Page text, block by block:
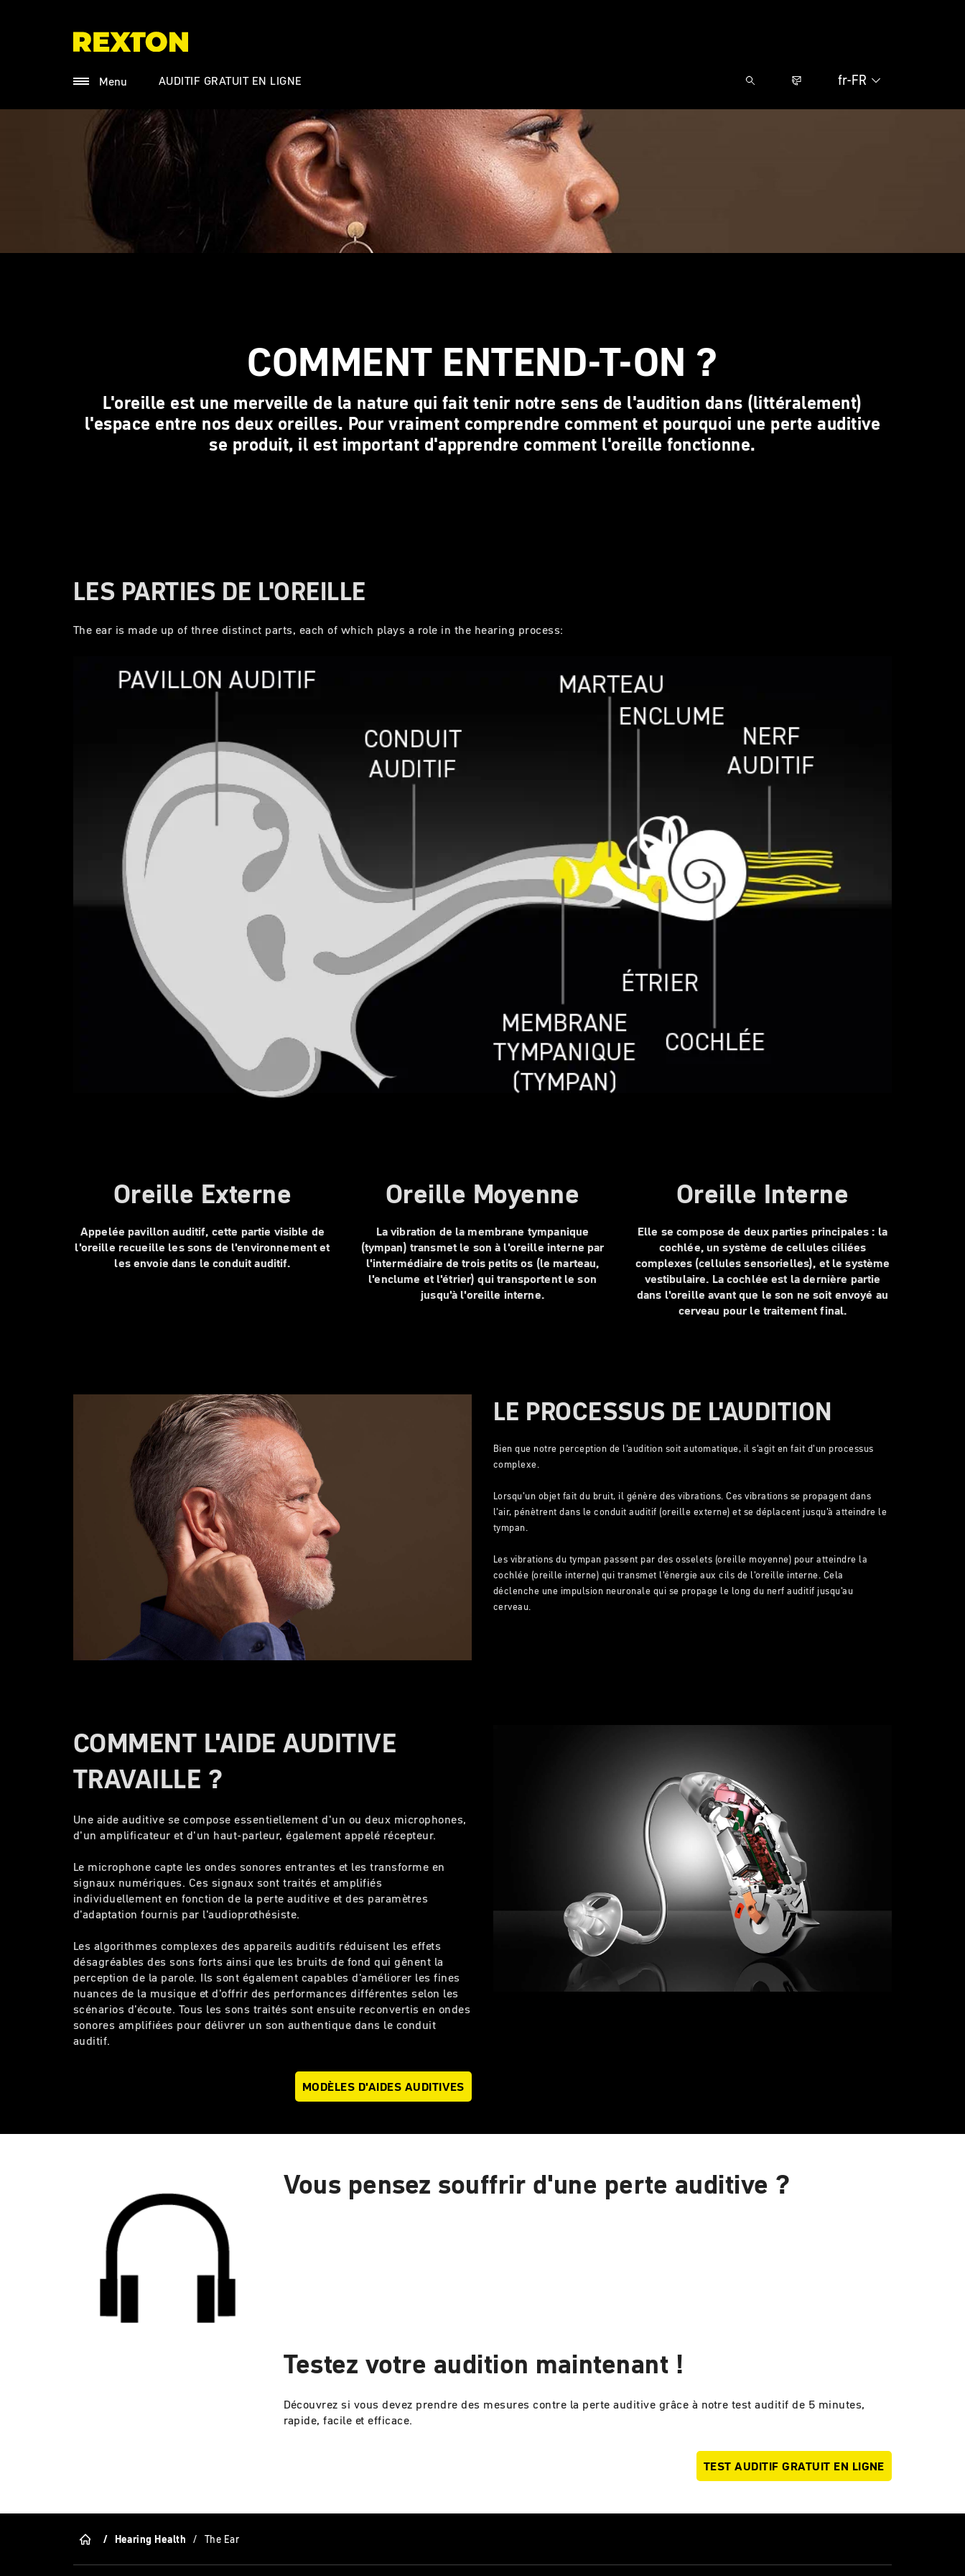
Menu AUDITIF GRATUIT EN LIGNE fr-FR
COMMENT ENTEND-T-ON ?
L'oreille est une merveille de la nature qui fait tenir notre sens de l'audition dans (littéralement)
l'espace entre nos deux oreilles. Pour vraiment comprendre comment et pourquoi une perte auditive
se produit, il est important d'apprendre comment l'oreille fonctionne.
LES PARTIES DE L'OREILLE
The ear is made up of three distinct parts, each of which plays a role in the hearing process:
Oreille Externe
Appelée pavillon auditif, cette partie visible de
l'oreille recueille les sons de l'environnement et
les envoie dans le conduit auditif.
Oreille Moyenne
La vibration de la membrane tympanique
(tympan) transmet le son à l'oreille interne par
l'intermédiaire de trois petits os (le marteau,
l'enclume et l'étrier) qui transportent le son
jusqu'à l'oreille interne.
Oreille Interne
Elle se compose de deux parties principales : la
cochlée, un système de cellules ciliées
complexes (cellules sensorielles), et le système
vestibulaire. La cochlée est la dernière partie
dans l'oreille avant que le son ne soit envoyé au
cerveau pour le traitement final.
LE PROCESSUS DE L'AUDITION
Bien que notre perception de l'audition soit automatique, il s'agit en fait d'un processus
complexe.
Lorsqu'un objet fait du bruit, il génère des vibrations. Ces vibrations se propagent dans
l'air, pénètrent dans le conduit auditif (oreille externe) et se déplacent jusqu'à atteindre le
tympan.
Les vibrations du tympan passent par des osselets (oreille moyenne) pour atteindre la
cochlée (oreille interne) qui transmet l'énergie aux cils de l'oreille interne. Cela
déclenche une impulsion neuronale qui se propage le long du nerf auditif jusqu'au
cerveau.
COMMENT L'AIDE AUDITIVE
TRAVAILLE ?
Une aide auditive se compose essentiellement d'un ou deux microphones,
d'un amplificateur et d'un haut-parleur, également appelé récepteur.
Le microphone capte les ondes sonores entrantes et les transforme en
signaux numériques. Ces signaux sont traités et amplifiés
individuellement en fonction de la perte auditive et des paramètres
d'adaptation fournis par l'audioprothésiste.
Les algorithmes complexes des appareils auditifs réduisent les effets
désagréables des sons forts ainsi que les bruits de fond qui gênent la
perception de la parole. Ils sont également capables d'améliorer les fines
nuances de la musique et d'offrir des performances différentes selon les
scénarios d'écoute. Tous les sons traités sont ensuite reconvertis en ondes
sonores amplifiées pour délivrer un son authentique dans le conduit
auditif.
MODÈLES D'AIDES AUDITIVES
Vous pensez souffrir d'une perte auditive ?
Testez votre audition maintenant !
Découvrez si vous devez prendre des mesures contre la perte auditive grâce à notre test auditif de 5 minutes,
rapide, facile et efficace.
TEST AUDITIF GRATUIT EN LIGNE
/ Hearing Health / The Ear